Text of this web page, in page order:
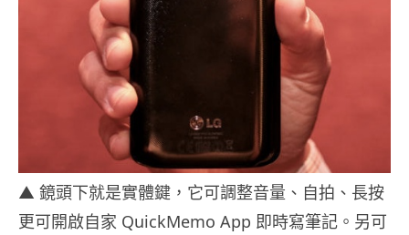
▲ 鏡頭下就是實體鍵，它可調整音量、自拍、長按
更可開啟自家 QuickMemo App 即時寫筆記。另可